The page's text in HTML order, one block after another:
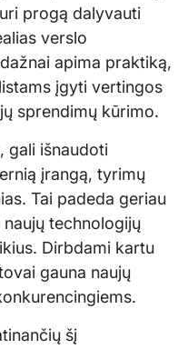
progą dalyvauti
verslo
apima praktiką,
įgyti vertingos
sprendimų kūrimo.
gali išnaudoti
įrangą, tyrimų
Tai padeda geriau
technologijų
Dirbdami kartu
gauna naujų
šį